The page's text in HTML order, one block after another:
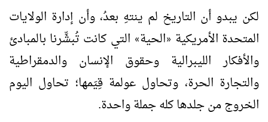
لكن يبدو أن التاريخ لم ينتهِ بعدُ، وأن إدارة الولايات
المتحدة الأمريكية «الحية» التي كانت تُبشِّرنا بالمبادئ
والأفكار الليبرالية وحقوق الإنسان والدمقراطية
والتجارة الحرة، وتحاول عولمة قِيَمها؛ تحاول اليوم
الخروج من جلدها كله جملة واحدة.